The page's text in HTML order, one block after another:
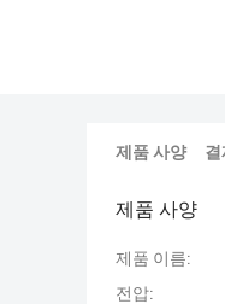
제품 사양 결
제품 사양
제품 이름:
전압: